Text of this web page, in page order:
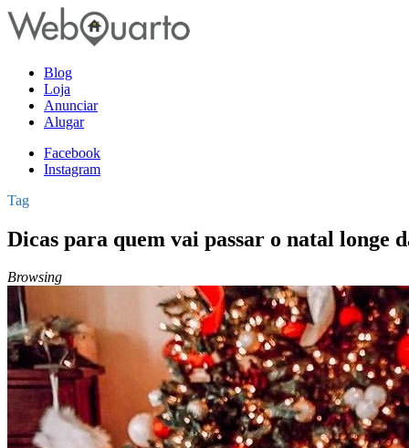
Blog
Loja
Anunciar
Alugar
Facebook
Instagram
Tag
Dicas para quem vai passar o natal longe
Browsing